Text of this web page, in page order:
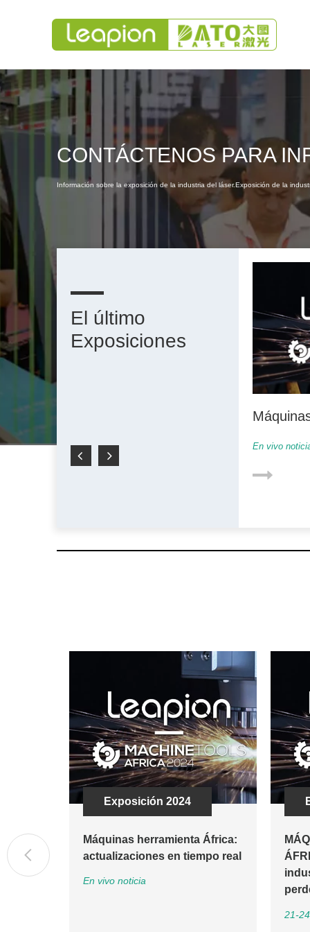
CONTÁCTENOS PARA
Información sobre la exposición de la industria del láser.Exposición de la
El último
Exposiciones
En vivo
Máquinas herramienta África:
actualizaciones en tiempo real
En vivo noticia
Exposición 2024
21-